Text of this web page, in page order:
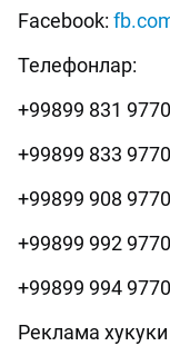
Facebook:
Телефонлар:
+99899 831
+99899 833
+99899 908
+99899 992
+99899 994 9770
Реклама